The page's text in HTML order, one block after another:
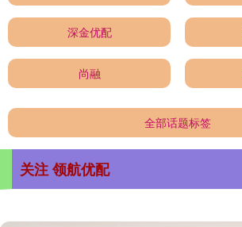
深金优配
尚融
全部话题标签
关注 领航优配